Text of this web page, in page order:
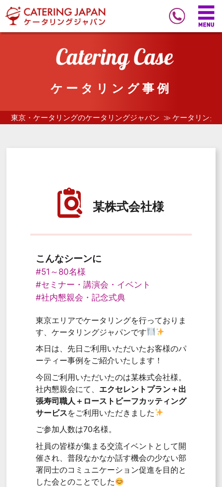
ケータリング事例
東京・ケータリングのケータリングジャパン ケータリング
某株式会社様
こんなシーンに
#51～80名様
#セミナー・講演会・イベント
#社内懇親会・記念式典
東京エリアでケータリングを行っておりま
す、ケータリングジャパンです
本日は、先日ご利用いただいたお客様のパ
ーティー事例をご紹介いたします！
今回ご利用いただいたのは某株式会社様。
社内懇親会にて、 エクセレントプラン＋出
張寿司職人＋ローストビーフカッティング
サービスをご利用いただきました
ご参加人数は70名様。
社員の皆様が集まる交流イベントとして開
催され、普段なかなか話す機会の少ない部
署同士のコミュニケーション促進を目的と
した会とのことでした